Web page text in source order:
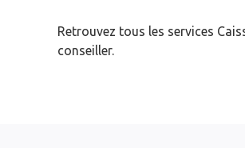
Retrouvez tous les services
conseiller.